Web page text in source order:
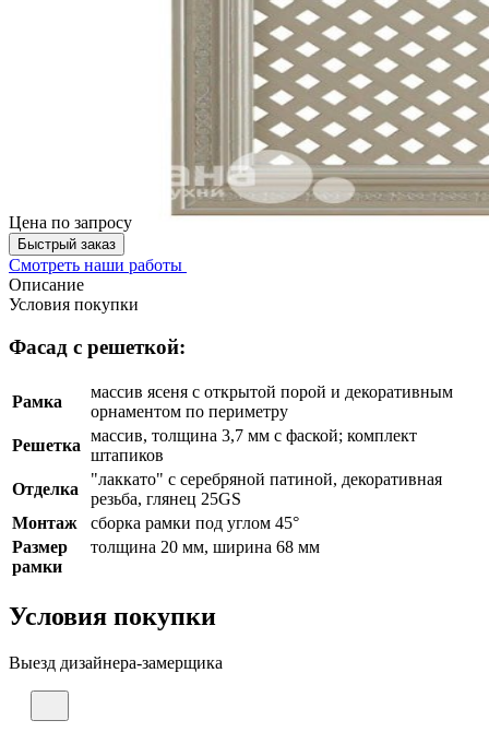
Цена по запросу
Быстрый заказ
Смотреть наши работы
Описание
Условия покупки
Фасад с решеткой:
Рамка
массив ясеня с открытой порой и декоративным
орнаментом по периметру
Решетка
массив, толщина 3,7 мм с фаской; комплект
штапиков
Отделка
"лаккато" с серебряной патиной, декоративная
резьба, глянец 25GS
Монтаж
сборка рамки под углом 45°
Размер
рамки
толщина 20 мм, ширина 68 мм
Условия покупки
Выезд дизайнера-замерщика